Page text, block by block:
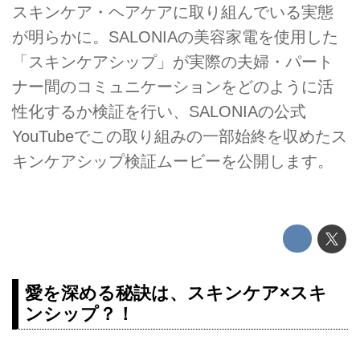
スキンケア・ヘアケアに取り組んでいる実態
が明らかに。SALONIAの美容家電を使用した
「スキンケアシップ」が実際の夫婦・パート
ナー間のコミュニケーションをどのように活
性化するか検証を行い、SALONIAの公式
YouTubeでこの取り組みの一部始終を収めたス
キンケアシップ検証ムービーを公開します。
愛を深める秘訣は、スキンケア×スキ
ンシップ？！